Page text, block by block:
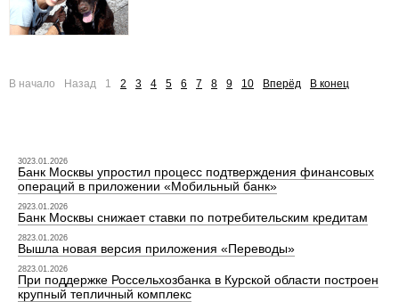
В начало Назад 1 2 3 4 5 6 7 8 9 10 Вперёд В конец
3023.01.2026
Банк Москвы упростил процесс подтверждения финансовых
операций в приложении «Мобильный банк»
2923.01.2026
Банк Москвы снижает ставки по потребительским кредитам
2823.01.2026
Вышла новая версия приложения «Переводы»
2823.01.2026
При поддержке Россельхозбанка в Курской области построен
крупный тепличный комплекс